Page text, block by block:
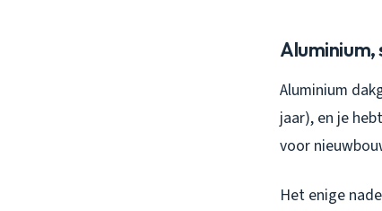
Aluminium,
Aluminium
jaar), en je
voor
Het enige